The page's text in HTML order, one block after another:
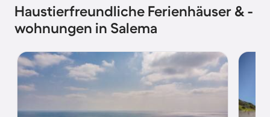
Haustierfreundliche Ferienhäuser & -
wohnungen in Salema